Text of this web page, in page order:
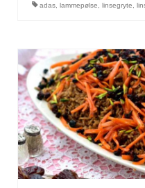
Brennesle
Cajunkrydder,
Estragon
Guindillas
Herbes de
Kjørvel
adas lammepølse linsegryte